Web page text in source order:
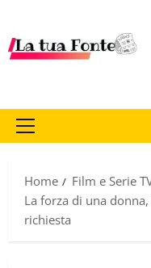
Home
Film e Serie
La forza di una
richiesta